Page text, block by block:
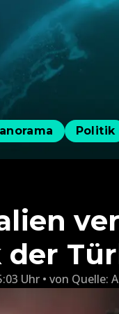
Politik
der
Uhr von Quelle: